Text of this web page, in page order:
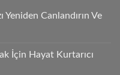
Yeniden Canlandırın Ve
İçin Hayat Kurtarıcı